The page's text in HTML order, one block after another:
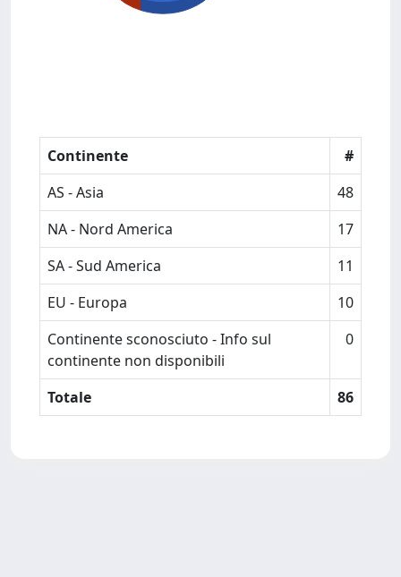
Continente
#
AS - Asia
48
NA - Nord America
17
SA - Sud America
11
EU - Europa
10
Continente sconosciuto - Info sul
continente non disponibili
0
Totale 86